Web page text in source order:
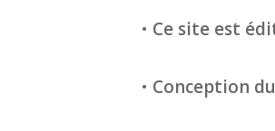
• Ce site est
• Conception